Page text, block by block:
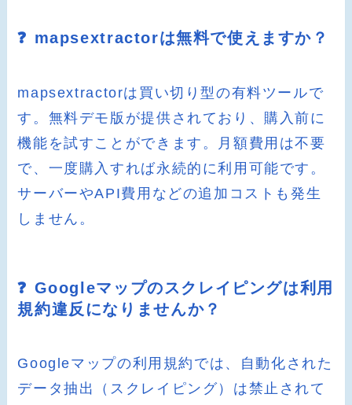
❓ mapsextractorは無料で使えますか？
mapsextractorは買い切り型の有料ツールで
す。無料デモ版が提供されており、購入前に
機能を試すことができます。月額費用は不要
で、一度購入すれば永続的に利用可能です。
サーバーやAPI費用などの追加コストも発生
しません。
❓ Googleマップのスクレイピングは利用
規約違反になりませんか？
Googleマップの利用規約では、自動化された
データ抽出（スクレイピング）は禁止されて